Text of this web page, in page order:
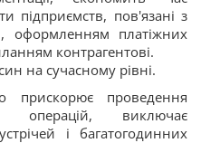
підприємств, пов'язані з
оформленням платіжних
контрагентові.
на сучасному рівні.
прискорює проведення
операцій, виключає
і багатогодинних